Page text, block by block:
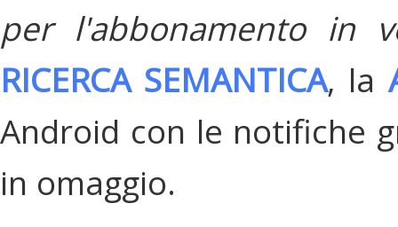
per l'abbonamento in
RICERCA SEMANTICA, la
Android con le notifiche
in omaggio.